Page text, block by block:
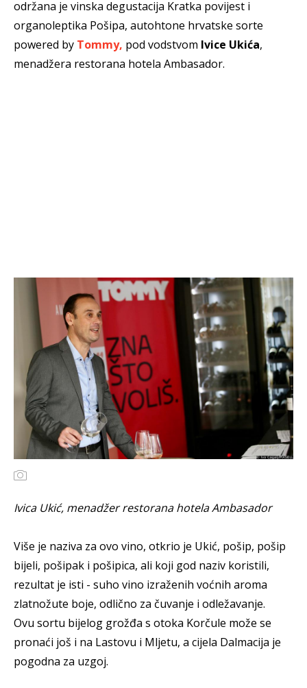
održana je vinska degustacija Kratka povijest i
organoleptika Pošipa, autohtone hrvatske sorte
powered by Tommy, pod vodstvom Ivice Ukića,
menadžera restorana hotela Ambasador.
Ivica Ukić, menadžer restorana hotela Ambasador
Više je naziva za ovo vino, otkrio je Ukić, pošip, pošip
bijeli, pošipak i pošipica, ali koji god naziv koristili,
rezultat je isti - suho vino izraženih voćnih aroma
zlatnožute boje, odlično za čuvanje i odležavanje.
Ovu sortu bijelog grožđa s otoka Korčule može se
pronaći još i na Lastovu i Mljetu, a cijela Dalmacija je
pogodna za uzgoj.